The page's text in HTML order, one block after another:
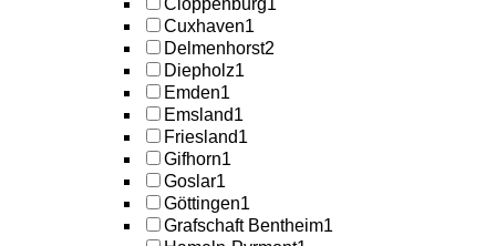
Cloppenburg1
Cuxhaven1
Delmenhorst2
Diepholz1
Emden1
Emsland1
Friesland1
Gifhorn1
Goslar1
Göttingen1
Grafschaft Bentheim1